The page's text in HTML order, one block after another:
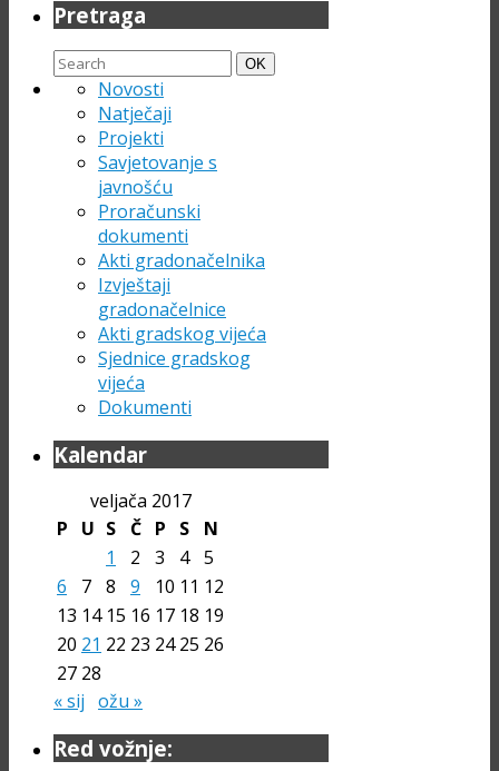
Pretraga
Search
for:
Search
OK
Novosti
Natječaji
Projekti
Savjetovanje s
javnošću
Proračunski
dokumenti
Akti gradonačelnika
Izvještaji
gradonačelnice
Akti gradskog vijeća
Sjednice gradskog
vijeća
Dokumenti
Kalendar
veljača 2017
P
U S Č P S
N
1
2 3 4 5
6
7 8 9 10 11 12
13 14 15 16 17 18 19
20 21 22 23 24 25 26
27 28
« sij ožu »
Red vožnje: